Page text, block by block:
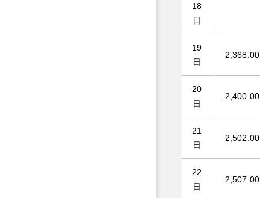
18
日
19
日
2,368.00
20
日
2,400.00
21
日
2,502.00
22
日
2,507.00